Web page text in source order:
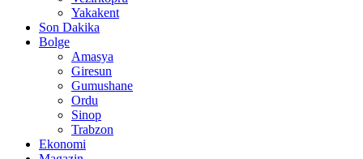
Yakakent
Son Dakika
Bolge
Amasya
Giresun
Gumushane
Ordu
Sinop
Trabzon
Ekonomi